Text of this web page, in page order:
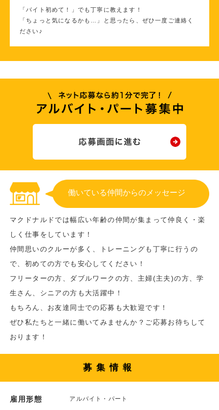
「バイト初めて！」でも丁寧に教えます！
「ちょっと気になるかも…」と思ったら、ぜひ一度ご連絡く
ださい♪
働いている仲間からのメッセージ
マクドナルドでは幅広い年齢の仲間が集まって仲良く・楽
しく仕事をしています！
仲間思いのクルーが多く、トレーニングも丁寧に行うの
で、初めての方でも安心してください！
フリーターの方、ダブルワークの方、主婦(主夫)の方、学
生さん、シニアの方も大活躍中！
もちろん、お友達同士での応募も大歓迎です！
ぜひ私たちと一緒に働いてみませんか？ご応募お待ちして
おります！
募集情報
雇用形態 アルバイト・パート